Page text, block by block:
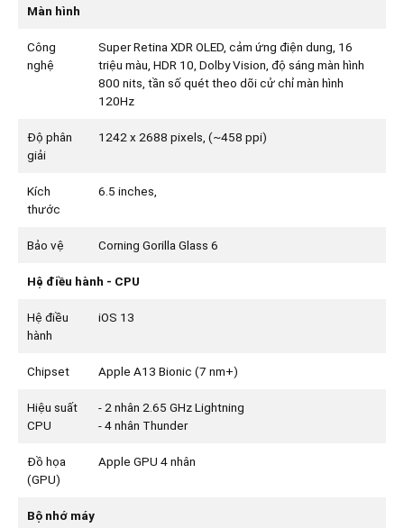
Màn hình
Công
nghệ
Super Retina XDR OLED, cảm ứng điện dung, 16
triệu màu, HDR 10, Dolby Vision, độ sáng màn hình
800 nits, tần số quét theo dõi cử chỉ màn hình
120Hz
Độ phân
giải
1242 x 2688 pixels, (~458 ppi)
Kích
thước
6.5 inches,
Bảo vệ Corning Gorilla Glass 6
Hệ điều hành - CPU
Hệ điều
hành
iOS 13
Chipset Apple A13 Bionic (7 nm+)
Hiệu suất
CPU
- 2 nhân 2.65 GHz Lightning
- 4 nhân Thunder
Đồ họa
(GPU)
Apple GPU 4 nhân
Bộ nhớ máy